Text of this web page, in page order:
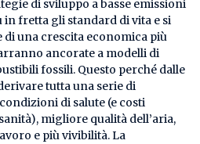
di sviluppo a basse emissioni
fretta gli standard di vita e si
una crescita economica più
ancorate a modelli di
fossili. Questo perché dalle
tutta una serie di
di salute (e costi
migliore qualità dell’aria,
e più vivibilità. La